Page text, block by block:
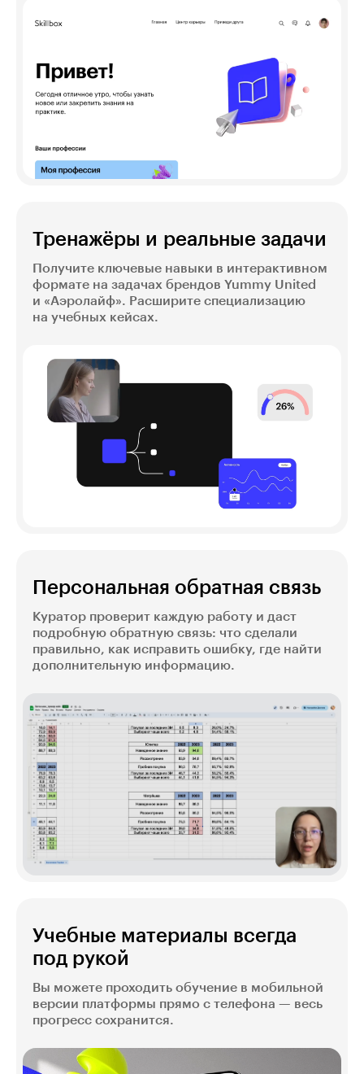
Тренажёры и реальные задачи
Получите ключевые навыки в интерактивном
формате на задачах брендов Yummy United
и «Аэролайф». Расширите специализацию
на учебных кейсах.
Персональная обратная связь
Куратор проверит каждую работу и даст
подробную обратную связь: что сделали
правильно, как исправить ошибку, где найти
дополнительную информацию.
Учебные материалы всегда
под рукой
Вы можете проходить обучение в мобильной
версии платформы прямо с телефона — весь
прогресс сохранится.